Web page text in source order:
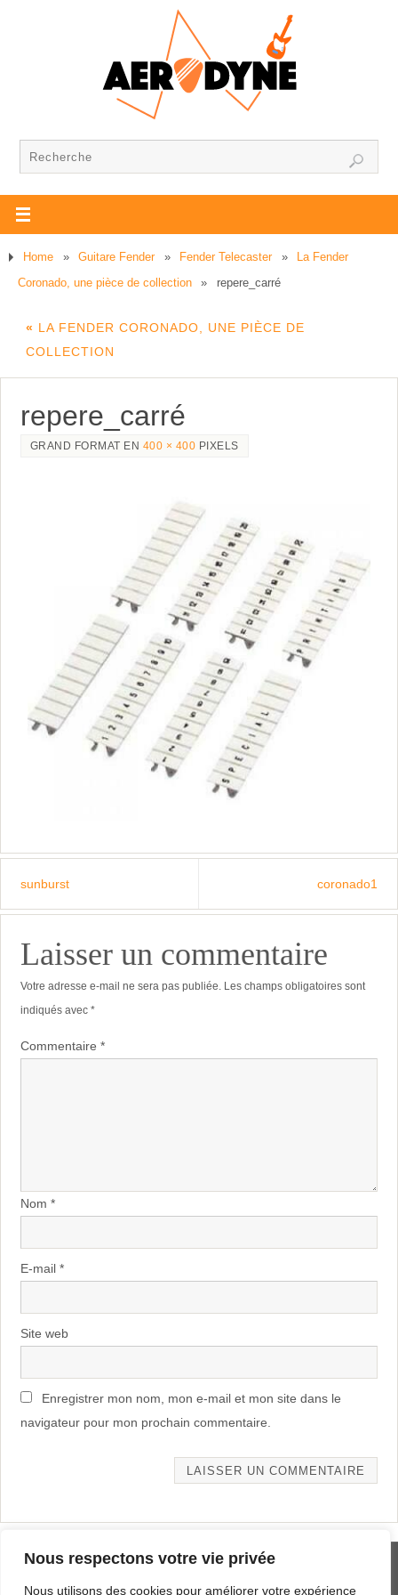
Nous respectons votre vie privée
Nous utilisons des cookies pour améliorer votre expérience
Home » Guitare Fender » Fender Telecaster »
La Fender
Coronado, une pièce de collection
» repere_carré
« LA FENDER CORONADO, UNE PIÈCE DE
COLLECTION
repere_carré
GRAND FORMAT EN 400 × 400 PIXELS
sunburst coronado1
Laisser un commentaire
Votre adresse e-mail ne sera pas publiée. Les champs obligatoires sont
indiqués avec *
Commentaire *
Nom *
E-mail *
Site web
Enregistrer mon nom, mon e-mail et mon site dans le
navigateur pour mon prochain commentaire.